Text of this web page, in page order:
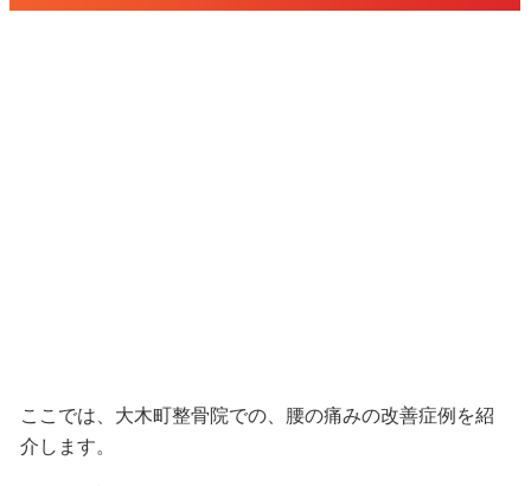
ここでは、大木町整骨院での、腰の痛みの改善症例を紹
介します。